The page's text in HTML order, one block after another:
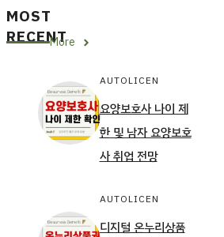
MOST
RECENT
More
AUTOLICEN
요양보호사 나이 제
한 및 남자 요양보호
사 취업 전망
AUTOLICEN
디지털 온누리상품